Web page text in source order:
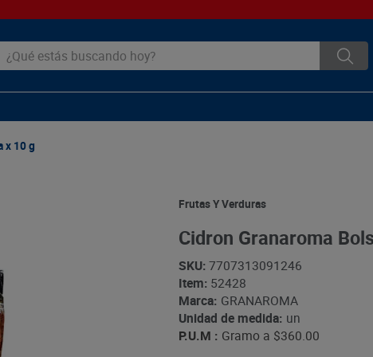
estás buscando hoy?
x 10 g
Frutas Y Verduras
Cidron Granaroma
SKU: 7707313091246
Item: 52428
Marca: GRANAROMA
Unidad de medida: un
P.U.M : Gramo a $360.00